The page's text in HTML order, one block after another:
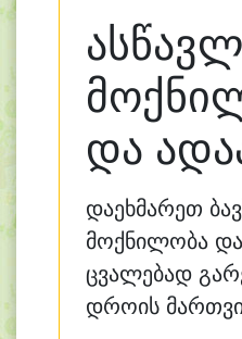
და
დაეხმარეთ
მოქნილობა
ცვალებად
დროის